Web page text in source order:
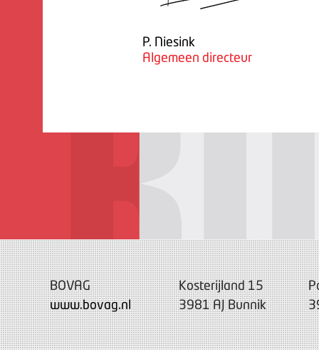
P. Niesink
Algemeen directeur
BOVAG
www.bovag.nl
Kosterijland 15
3981 AJ Bunnik